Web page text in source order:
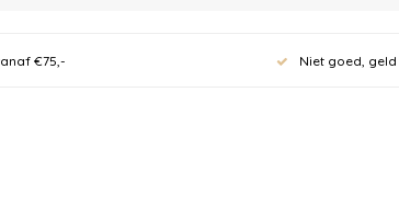
€75,- Niet goed,